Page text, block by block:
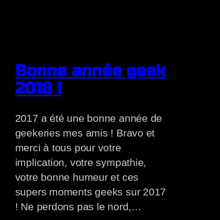
Bonne année geek
2018 !
2017 a été une bonne année de
geekeries mes amis ! Bravo et
merci à tous pour votre
implication, votre sympathie,
votre bonne humeur et ces
supers moments geeks sur 2017
! Ne perdons pas le nord,…